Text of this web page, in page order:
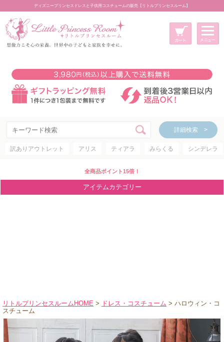
ディズニープリンセスドレスと子供用コスチュームの販売【リトルプリンセスルーム】
詳細検索 >
訳ありアウトレット アリス ティアラ みらくる シンデレラ
全商品ポイント15倍！
アイテムカテゴリー
リトルプリンセスルームHOME > ドレス・コスチューム > ハロウィン・コ
スチューム
新規会員登録
マイページ
カート
詳細検索 >
アイテムカテゴリー
ディズニープリンセス
ディズニキャラクター
ショッピングインフォメーション